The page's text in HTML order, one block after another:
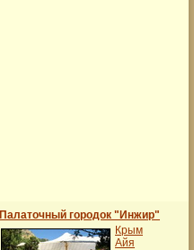
Палаточный городок "Инжир"
Крым
Айя